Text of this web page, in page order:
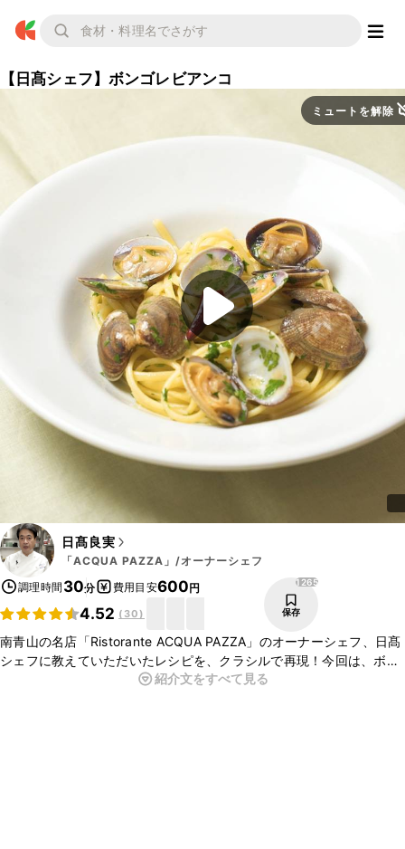
【日髙シェフ】ボンゴレビアンコ
ミュートを解除
日髙良実
「ACQUA PAZZA」/オーナーシェフ
調理時間 30分 費用目安600円
4.52 ( 30)
1265
保存
南青山の名店「Ristorante ACQUA PAZZA」のオーナーシェフ、日髙
シェフに教えていただいたレシピを、クラシルで再現！今回は、ボン
ゴレビアンコのご紹介です。紹介文をすべて見る